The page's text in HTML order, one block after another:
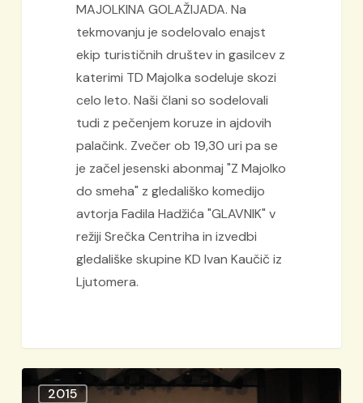
MAJOLKINA GOLAŽIJADA. Na
tekmovanju je sodelovalo enajst
ekip turističnih društev in gasilcev z
katerimi TD Majolka sodeluje skozi
celo leto. Naši člani so sodelovali
tudi z pečenjem koruze in ajdovih
palačink. Zvečer ob 19,30 uri pa se
je začel jesenski abonmaj "Z Majolko
do smeha" z gledališko komedijo
avtorja Fadila Hadžića "GLAVNIK" v
režiji Srečka Centriha in izvedbi
gledališke skupine KD Ivan Kaučič iz
Ljutomera.
Udeležitev
2015